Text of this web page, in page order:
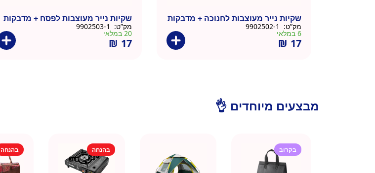
שקיות נייר מעוצבות לחנוכה + מדבקות
מק”ט:
6 במלאי
₪ 17
שקיות נייר מעוצבות לפסח + מדבקות
מק”ט:
20 במלאי
₪ 17
מבצעים מיוחדים 👌
בקרוב בהנחה בהנחה